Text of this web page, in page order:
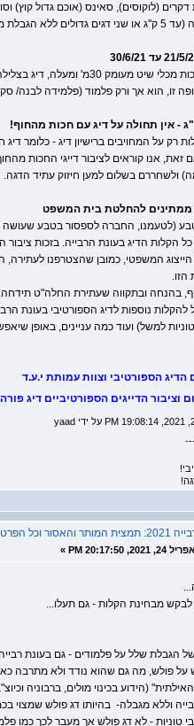
(לוקוסים), סאינס (אוכם גדול קוץ)
הגבלת משקל.
ומעלה, דיג בצלילה חופשי - אסור.
זו, הוא אך ורק פלמוד (פלמידה לבנה/
- אין תחולה על דיג עם חכות מהחוף!
רק על המחויבים ברישיון דיג - כלומר
זאת, אנו קוראים לציבור דייגי החכות
ולשחררם בשלום למען חיזוק עתיד הדגה.
ממתינים להחלטת בית המשפט
(לטעמנו, החברה לספסור בטבע שעושה
הקלות הדיג בעונת הרבייה. בזכות ציבור
הייצוג המשפטי, כמובן שהצטרפנו
הזו.
בהנחה ובתקווה שעתירת החלה"ט תידחה.
נוספות לדיג הספורטיבי בעונת
למשל) ועוד כמה עניינים, באופן
הדיג הספורטיבי וצוות עמותת י.ע.ד
וציבור הדייגים הספורטיביים דיג
וכל הפרטים
אפריל 24, 2021, 20:17:50 PM »
לבקש מבחינת הקלות - גם תעלו...
על פולש, מה גם שהוא נודד ולא מתרבה
וללא מגבלה- בהיותו דג פולש שמצוי